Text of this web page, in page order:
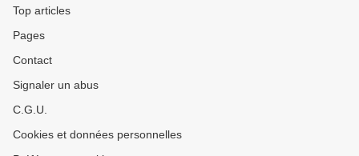
Top articles
Pages
Contact
Signaler un abus
C.G.U.
Cookies et données personnelles